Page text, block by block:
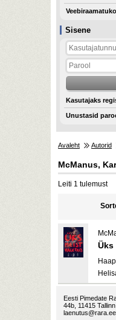
Sisene
Kasutajaks
Unustasid
Avaleht Autorid
McManus,
Leiti 1 tulemust
Üks
Eesti Pimedate
44b, 11415 Tallinn
laenutus@rara.ee